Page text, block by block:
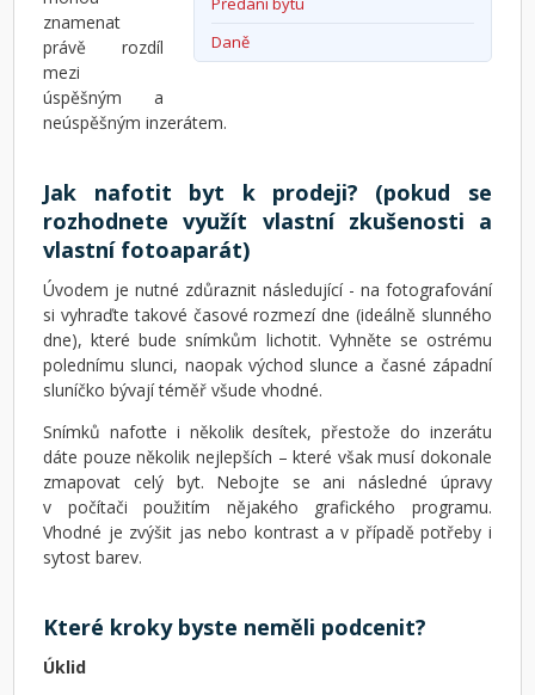
Daně
znamenat
právě rozdíl
mezi
úspěšným a
neúspěšným inzerátem.
Jak nafotit byt k prodeji? (pokud se
rozhodnete využít vlastní zkušenosti a
vlastní fotoaparát)
Úvodem je nutné zdůraznit následující - na fotografování
si vyhraďte takové časové rozmezí dne (ideálně slunného
dne), které bude snímkům lichotit. Vyhněte se ostrému
polednímu slunci, naopak východ slunce a časné západní
sluníčko bývají téměř všude vhodné.
Snímků nafoťte i několik desítek, přestože do inzerátu
dáte pouze několik nejlepších – které však musí dokonale
zmapovat celý byt. Nebojte se ani následné úpravy
v počítači použitím nějakého grafického programu.
Vhodné je zvýšit jas nebo kontrast a v případě potřeby i
sytost barev.
Které kroky byste neměli podcenit?
Úklid